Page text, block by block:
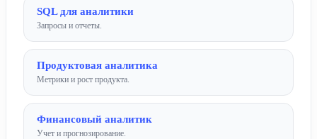
SQL для аналитики
Запросы и отчеты.
Продуктовая аналитика
Метрики и рост продукта.
Финансовый аналитик
Учет и прогнозирование.